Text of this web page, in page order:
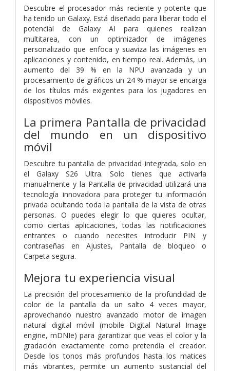
Descubre el procesador más reciente y potente que
ha tenido un Galaxy. Está diseñado para liberar todo el
potencial de Galaxy AI para quienes realizan
multitarea, con un optimizador de imágenes
personalizado que enfoca y suaviza las imágenes en
aplicaciones y contenido, en tiempo real. Además, un
aumento del 39 % en la NPU avanzada y un
procesamiento de gráficos un 24 % mayor se encarga
de los títulos más exigentes para los jugadores en
dispositivos móviles.
La primera Pantalla de privacidad
del mundo en un dispositivo
móvil
Descubre tu pantalla de privacidad integrada, solo en
el Galaxy S26 Ultra. Solo tienes que activarla
manualmente y la Pantalla de privacidad utilizará una
tecnología innovadora para proteger tu información
privada ocultando toda la pantalla de la vista de otras
personas. O puedes elegir lo que quieres ocultar,
como ciertas aplicaciones, todas las notificaciones
entrantes o cuando necesites introducir PIN y
contraseñas en Ajustes, Pantalla de bloqueo o
Carpeta segura.
Mejora tu experiencia visual
La precisión del procesamiento de la profundidad de
color de la pantalla da un salto 4 veces mayor,
aprovechando nuestro avanzado motor de imagen
natural digital móvil (mobile Digital Natural Image
engine, mDNIe) para garantizar que veas el color y la
gradación exactamente como pretendía el creador.
Desde los tonos más profundos hasta los matices
más vibrantes, permite un aumento sustancial del